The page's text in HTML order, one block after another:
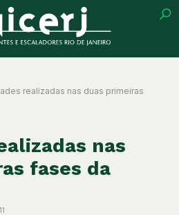
realizadas nas duas primeiras
nas
fases da